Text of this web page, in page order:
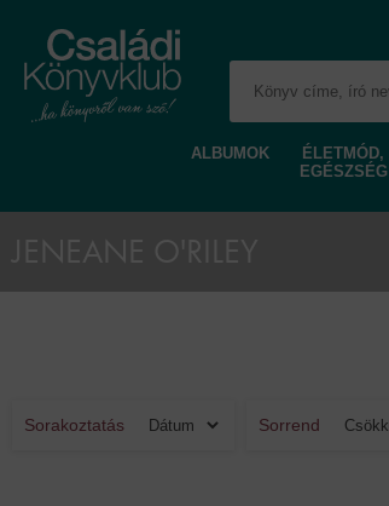
ALBUMOK
ÉLETMÓD,
EGÉSZSÉG
Sorakoztatás Sorrend